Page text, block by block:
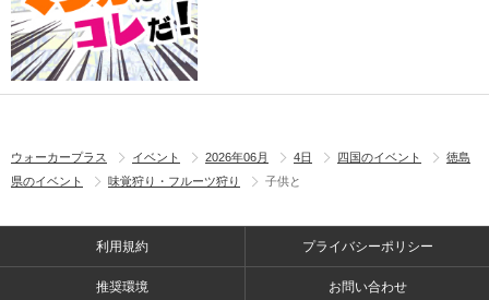
ウォーカープラス イベント 2026年06月 4日 四国のイベント
徳島
県のイベント
味覚狩り・フルーツ狩り 子供と
利用規約 プライバシーポリシー
推奨環境 お問い合わせ